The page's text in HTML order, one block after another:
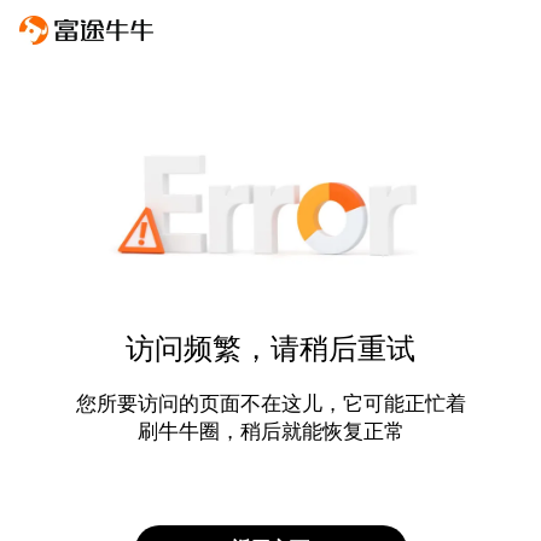
访问频繁，请稍后重试
您所要访问的页面不在这儿，它可能正忙着
刷牛牛圈，稍后就能恢复正常